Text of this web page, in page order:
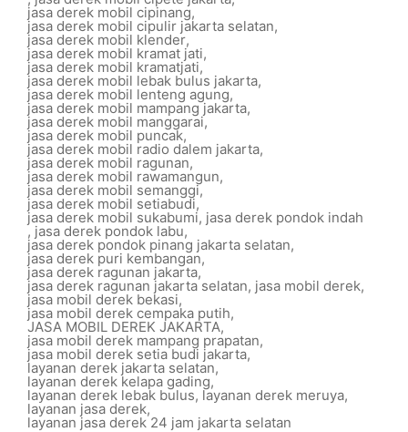
jasa derek mobil cipinang,
jasa derek mobil cipulir jakarta selatan,
jasa derek mobil klender,
jasa derek mobil kramat jati,
jasa derek mobil kramatjati,
jasa derek mobil lebak bulus jakarta,
jasa derek mobil lenteng agung,
jasa derek mobil mampang jakarta,
jasa derek mobil manggarai,
jasa derek mobil puncak,
jasa derek mobil radio dalem jakarta,
jasa derek mobil ragunan,
jasa derek mobil rawamangun,
jasa derek mobil semanggi,
jasa derek mobil setiabudi,
jasa derek mobil sukabumi, jasa derek pondok indah
, jasa derek pondok labu,
jasa derek pondok pinang jakarta selatan,
jasa derek puri kembangan,
jasa derek ragunan jakarta,
jasa derek ragunan jakarta selatan, jasa mobil derek,
jasa mobil derek bekasi,
jasa mobil derek cempaka putih,
JASA MOBIL DEREK JAKARTA,
jasa mobil derek mampang prapatan,
jasa mobil derek setia budi jakarta,
layanan derek jakarta selatan,
layanan derek kelapa gading,
layanan derek lebak bulus, layanan derek meruya,
layanan jasa derek,
layanan jasa derek 24 jam jakarta selatan